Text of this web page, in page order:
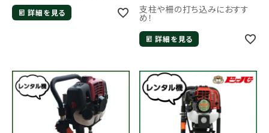
詳細を見る 支柱や柵の打ち込みにおすす
め！
詳細を見る